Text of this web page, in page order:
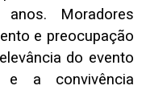
Moradores
e preocupação
do evento
e a convivência